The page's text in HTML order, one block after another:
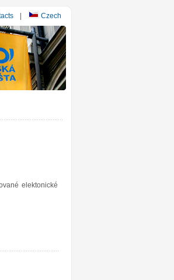
| Czech
elektonické